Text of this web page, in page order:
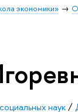
экономики»
наук/